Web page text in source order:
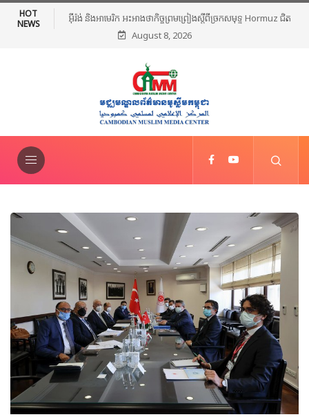
HOT
NEWS
ក អះអាងថាកិច្ចព្រមព្រៀងស្តីពីច្រកសមុទ្ទ Hormuz ជិត
មេដឹកនាំសាសនាឥស្លាមនៅភាគខា
August 8, 2026